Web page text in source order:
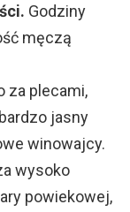
Godziny
męczą
za plecami,
jasny
winowajcy.
wysoko
powiekowej,